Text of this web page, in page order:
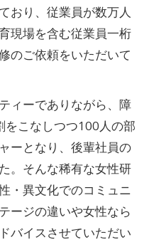
おり、従業員が数万人
現場を含む従業員一桁
のご依頼をいただいて
ィーでありながら、障
こなしつつ100人の部
ーとなり、後輩社員の
。そんな稀有な女性研
・異文化でのコミュニ
ージの違いや女性なら
バイスさせていただい